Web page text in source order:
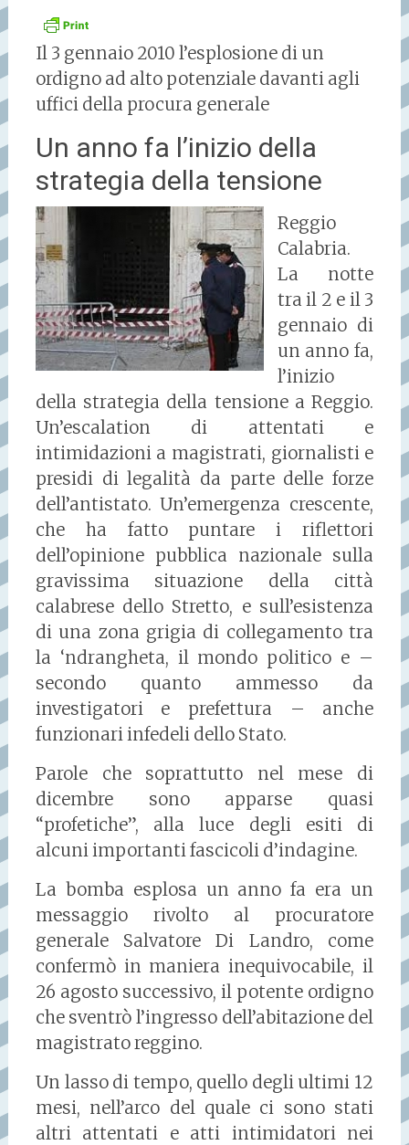
Il 3 gennaio 2010 l’esplosione di un
ordigno ad alto potenziale davanti agli
uffici della procura generale
Un anno fa l’inizio della
strategia della tensione
Reggio
Calabria.
La notte
tra il 2 e il 3
gennaio di
un anno fa,
l’inizio
della strategia della tensione a Reggio.
Un’escalation di attentati e
intimidazioni a magistrati, giornalisti e
presidi di legalità da parte delle forze
dell’antistato. Un’emergenza crescente,
che ha fatto puntare i riflettori
dell’opinione pubblica nazionale sulla
gravissima situazione della città
calabrese dello Stretto, e sull’esistenza
di una zona grigia di collegamento tra
la ‘ndrangheta, il mondo politico e –
secondo quanto ammesso da
investigatori e prefettura – anche
funzionari infedeli dello Stato.
Parole che soprattutto nel mese di
dicembre sono apparse quasi
“profetiche”, alla luce degli esiti di
alcuni importanti fascicoli d’indagine.
La bomba esplosa un anno fa era un
messaggio rivolto al procuratore
generale Salvatore Di Landro, come
confermò in maniera inequivocabile, il
26 agosto successivo, il potente ordigno
che sventrò l’ingresso dell’abitazione del
magistrato reggino.
Un lasso di tempo, quello degli ultimi 12
mesi, nell’arco del quale ci sono stati
altri attentati e atti intimidatori nei